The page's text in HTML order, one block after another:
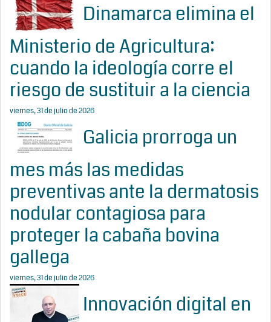
Dinamarca elimina el
Ministerio de Agricultura:
cuando la ideología corre el
riesgo de sustituir a la ciencia
viernes, 31 de julio de 2026
Galicia prorroga un
mes más las medidas
preventivas ante la dermatosis
nodular contagiosa para
proteger la cabaña bovina
gallega
viernes, 31 de julio de 2026
Innovación digital en